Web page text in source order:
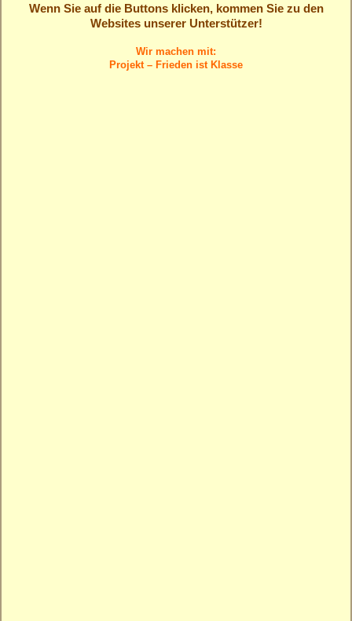
Wenn Sie auf die Buttons klicken, kommen Sie zu den
Websites unserer Unterstützer!
Wir machen mit:
Projekt – Frieden ist Klasse